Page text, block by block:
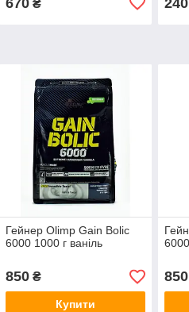
₴
Гейнер Olimp Gain Bolic
6000 1000 г ваніль
850₴
Купити
850